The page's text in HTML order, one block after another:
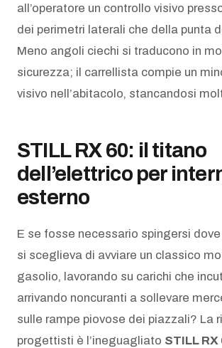
all’operatore un controllo visivo
dei perimetri laterali che della punta
Meno angoli ciechi si traducono in
sicurezza; il carrellista compie un
visivo nell’abitacolo, stancandosi
STILL RX 60: il titano
dell’elettrico per
esterno
E se fosse necessario spingersi
si sceglieva di avviare un classico
gasolio, lavorando su carichi che
arrivando noncuranti a sollevare
sulle rampe piovose dei piazzali? La
progettisti è l’ineguagliato STILL